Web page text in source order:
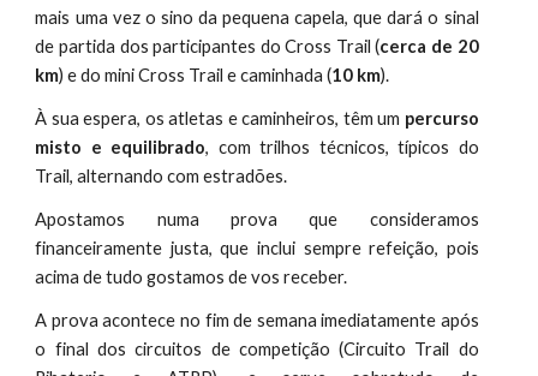
mais uma vez o sino da pequena capela, que dará o sinal
de partida dos participantes do Cross Trail (cerca de 20
km) e do mini Cross Trail e caminhada (10 km).
À sua espera, os atletas e caminheiros, têm um percurso
misto e equilibrado, com trilhos técnicos, típicos do
Trail, alternando com estradões.
Apostamos numa prova que consideramos
financeiramente justa, que inclui sempre refeição, pois
acima de tudo gostamos de vos receber.
A prova acontece no fim de semana imediatamente após
o final dos circuitos de competição (Circuito Trail do